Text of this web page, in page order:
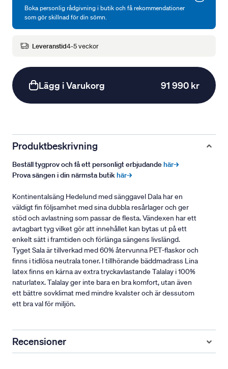
Boka personlig rådgivning i butik och få rekommendationer
som gör skillnad för din sömn.
Leveranstid4-5 veckor
Lägg i Varukorg 91 990 kr
Produktbeskrivning
Beställ tygprov och få ett personligt erbjudandehär→
Prova sängen i din närmsta butikhär→
Kontinentalsäng Hedelund med sänggavel Dala har en
väldigt fin följsamhet med sina dubbla resårlager och ger
stöd och avlastning som passar de flesta. Vändexen har ett
avtagbart tyg vilket gör att innehållet kan bytas ut på ett
enkelt sätt i framtiden och förlänga sängens livslängd.
Tyget Sala är tillverkad med 60% återvunna PET-flaskor och
finns i tidlösa neutrala toner. I tillhörande bäddmadrass Lina
latex finns en kärna av extra tryckavlastande Talalay i 100%
naturlatex. Talalay ger inte bara en bra komfort, utan även
ett bättre sovklimat med mindre kvalster och är dessutom
ett bra val för miljön.
Recensioner